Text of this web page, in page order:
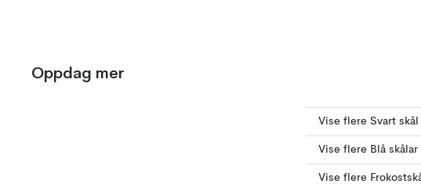
Oppdag mer
Vise flere Svart skål
Vise flere Blå skålar
Vise flere